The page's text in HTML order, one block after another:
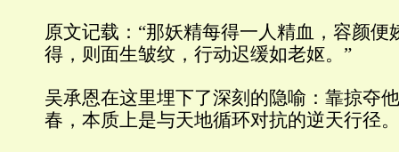
原文记载：“那妖精每得一人精血，容颜便
得，则面生皱纹，行动迟缓如老妪。”
吴承恩在这里埋下了深刻的隐喻：靠掠夺
春，本质上是与天地循环对抗的逆天行径。